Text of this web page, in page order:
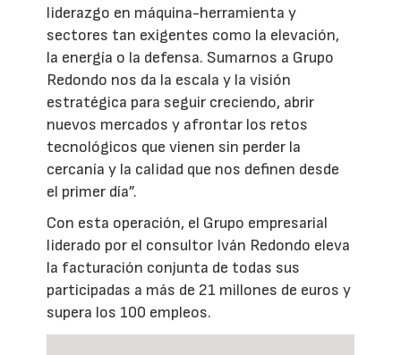
liderazgo en máquina-herramienta y
sectores tan exigentes como la elevación,
la energía o la defensa. Sumarnos a Grupo
Redondo nos da la escala y la visión
estratégica para seguir creciendo, abrir
nuevos mercados y afrontar los retos
tecnológicos que vienen sin perder la
cercanía y la calidad que nos definen desde
el primer día”.
Con esta operación, el Grupo empresarial
liderado por el consultor Iván Redondo eleva
la facturación conjunta de todas sus
participadas a más de 21 millones de euros y
supera los 100 empleos.